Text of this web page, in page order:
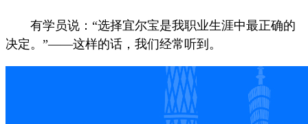
有学员说：“选择宜尔宝是我职业生涯中最正确的
决定。”——这样的话，我们经常听到。